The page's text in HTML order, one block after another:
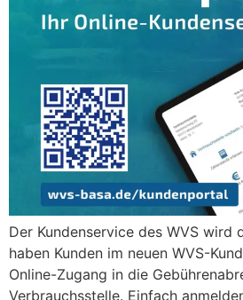
Der Kundenservice des WVS
haben Kunden im neuen WVS-
Online-Zugang in die
Verbrauchsstelle. Einfach